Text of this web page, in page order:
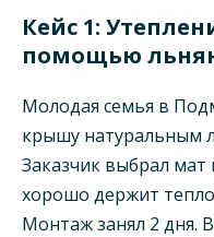
Кейс 1:
помощью
Молодая семья в
крышу натуральным
Заказчик выбрал мат
хорошо держит
Монтаж занял 2 дня.